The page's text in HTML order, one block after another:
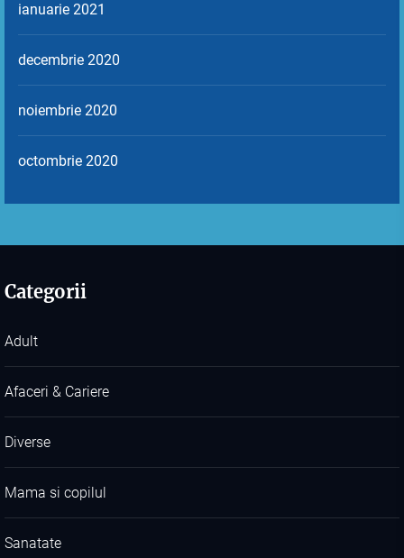
ianuarie 2021
decembrie 2020
noiembrie 2020
octombrie 2020
Categorii
Adult
Afaceri & Cariere
Diverse
Mama si copilul
Sanatate